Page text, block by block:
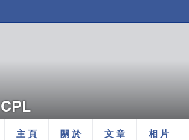
主 頁 關 於 文 章 相 片
CPL